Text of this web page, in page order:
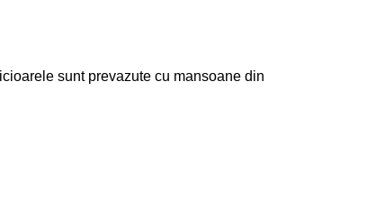
sunt prevazute cu mansoane din